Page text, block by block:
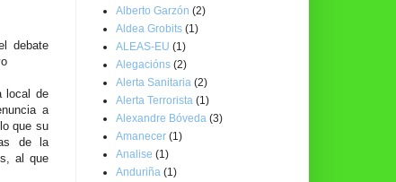
debate
local de
a
que su
de la
al que
Alberto Garzón (2)
Aldea Grobits (1)
ALEAS-EU (1)
Alegacións (2)
Alerta Sanitaria (2)
Alerta Terrorista (1)
Alexandre Bóveda (3)
Amanecer (1)
Analise (1)
Anduriña (1)